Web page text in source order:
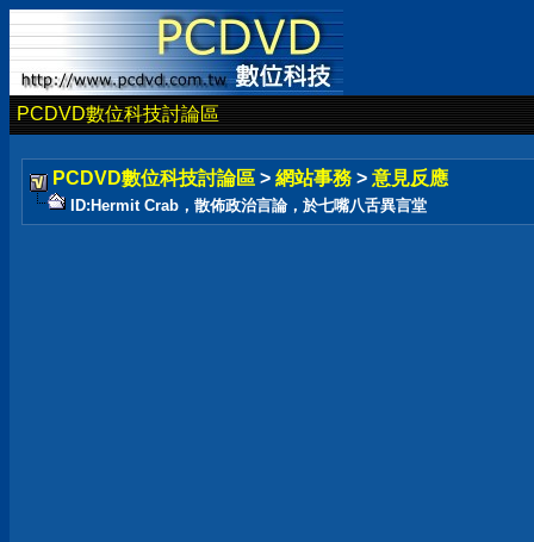
PCDVD數位科技討論區
PCDVD數位科技討論區 > 網站事務 > 意見反應
ID:Hermit Crab，散佈政治言論，於七嘴八舌異言堂